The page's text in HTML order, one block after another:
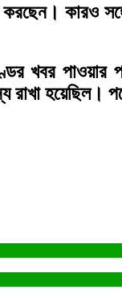
করছেন। কারও
খবর
হয়েছিল।